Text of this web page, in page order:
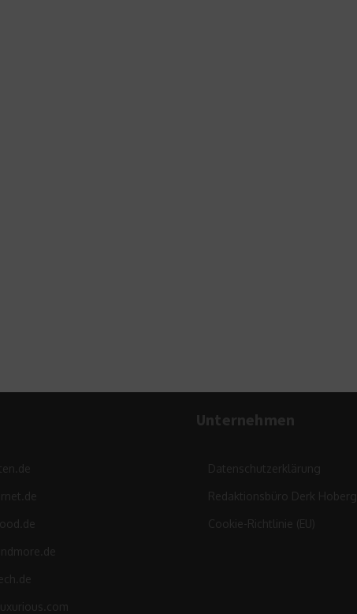
Unternehmen
Datenschutzerklärung
Redaktionsbüro Derk Hoberg
Cookie-Richtlinie (EU)